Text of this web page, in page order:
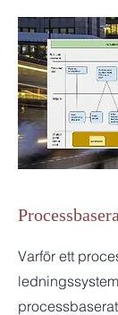
Varför ett